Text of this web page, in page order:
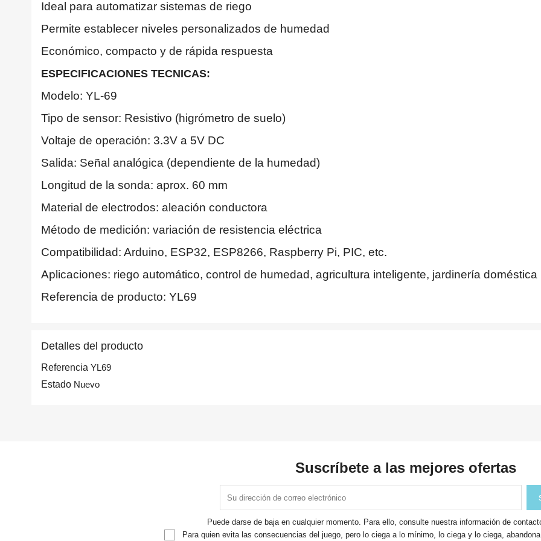
Ideal para automatizar sistemas de riego
Permite establecer niveles personalizados de humedad
Económico, compacto y de rápida respuesta
ESPECIFICACIONES TECNICAS:
Modelo: YL-69
Tipo de sensor: Resistivo (higrómetro de suelo)
Voltaje de operación: 3.3V a 5V DC
Salida: Señal analógica (dependiente de la humedad)
Longitud de la sonda: aprox. 60 mm
Material de electrodos: aleación conductora
Método de medición: variación de resistencia eléctrica
Compatibilidad: Arduino, ESP32, ESP8266, Raspberry Pi, PIC, etc.
Aplicaciones: riego automático, control de humedad, agricultura inteligente, jardinería doméstica
Referencia de producto: YL69
Detalles del producto
Referencia YL69
Estado Nuevo
Suscríbete a las mejores ofertas
Puede darse de baja en cualquier momento. Para ello, consulte nuestra información de
Para quien evita las consecuencias del juego, pero lo ciega a lo mínimo, lo ciega y lo ciega,